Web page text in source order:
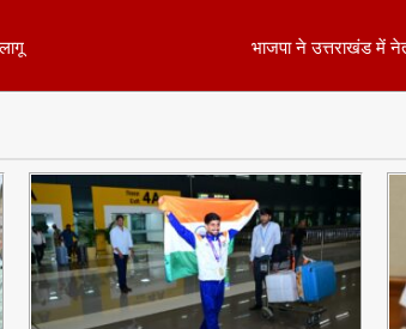
1 min read